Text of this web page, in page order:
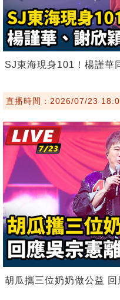
SJ東海現身101！楊謹華
直播時間：2026/07/23
胡瓜攜三位奶奶做公益 回